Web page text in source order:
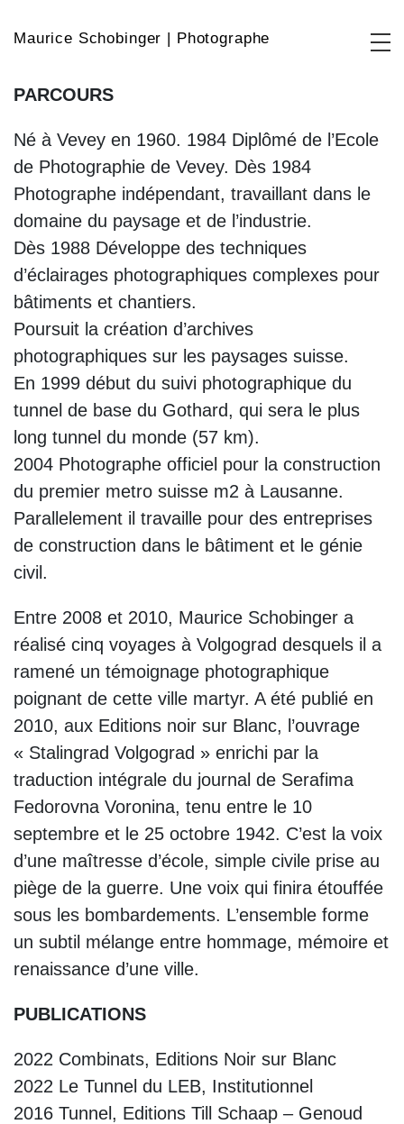
Maurice Schobinger | Photographe
PARCOURS
Né à Vevey en 1960. 1984 Diplômé de l’Ecole
de Photographie de Vevey. Dès 1984
Photographe indépendant, travaillant dans le
domaine du paysage et de l’industrie.
Dès 1988 Développe des techniques
d’éclairages photographiques complexes pour
bâtiments et chantiers.
Poursuit la création d’archives
photographiques sur les paysages suisse.
En 1999 début du suivi photographique du
tunnel de base du Gothard, qui sera le plus
long tunnel du monde (57 km).
2004 Photographe officiel pour la construction
du premier metro suisse m2 à Lausanne.
Parallelement il travaille pour des entreprises
de construction dans le bâtiment et le génie
civil.
Entre 2008 et 2010, Maurice Schobinger a
réalisé cinq voyages à Volgograd desquels il a
ramené un témoignage photographique
poignant de cette ville martyr. A été publié en
2010, aux Editions noir sur Blanc, l’ouvrage
« Stalingrad Volgograd » enrichi par la
traduction intégrale du journal de Serafima
Fedorovna Voronina, tenu entre le 10
septembre et le 25 octobre 1942. C’est la voix
d’une maîtresse d’école, simple civile prise au
piège de la guerre. Une voix qui finira étouffée
sous les bombardements. L’ensemble forme
un subtil mélange entre hommage, mémoire et
renaissance d’une ville.
PUBLICATIONS
2022 Combinats, Editions Noir sur Blanc
2022 Le Tunnel du LEB, Institutionnel
2016 Tunnel, Editions Till Schaap – Genoud